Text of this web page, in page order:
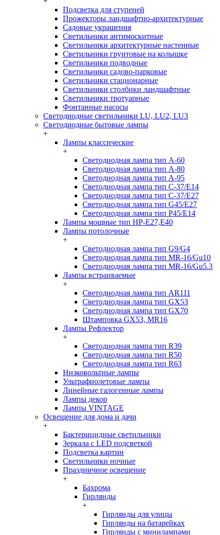
Подсветка для ступеней
Прожекторы ландшафтно-архитектурные
Садовые украшения
Светильники антимоскитные
Светильники архитектурные настенные
Светильники грунтовые на колышке
Светильники подводные
Светильники садово-парковые
Светильники стационарные
Светильники столбики ландшафтные
Светильники тротуарные
Фонтанные насосы
Светодиодные светильники LU, LU2, LU3
Светодиодные бытовые лампы
+
Лампы классические
+
Светодиодная лампа тип A-60
Светодиодная лампа тип A-80
Светодиодная лампа тип A-95
Светодиодная лампа тип C-37/Е14
Светодиодная лампа тип C-37/Е27
Светодиодная лампа тип G45/E27
Светодиодная лампа тип P45/E14
Лампы мощные тип HP-E27,E40
Лампы потолочные
+
Светодиодная лампа тип G9/G4
Светодиодная лампа тип MR-16/Gu10
Светодиодная лампа тип MR-16/Gu5.3
Лампы встраиваемые
+
Светодиодная лампа тип AR111
Светодиодная лампа тип GX53
Светодиодная лампа тип GX70
Штамповка GX53, MR16
Лампы Рефлектор
+
Светодиодная лампа тип R39
Светодиодная лампа тип R50
Светодиодная лампа тип R63
Низковольтные лампы
Ультрафиолетовые лампы
Линейные галогенные лампы
Лампы декор
Лампы VINTAGE
Освещение для дома и дачи
+
Бактерицидные светильники
Зеркала с LED подсветкой
Подсветка картин
Светильники ночные
Праздничное освещение
+
Бахрома
Гирлянды
+
Гирлянды для улицы
Гирлянды на батарейках
Гирлянды с минилампами